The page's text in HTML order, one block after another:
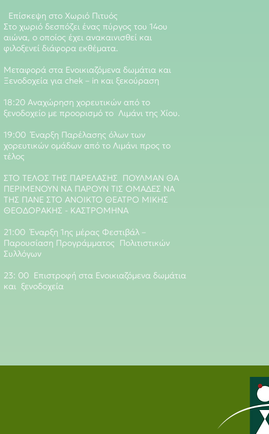
Επίσκεψη στο Χωριό Πιτυός
Στο χωριό δεσπόζει ένας πύργος του 14ου
αιώνα, ο οποίος έχει ανακαινισθεί και
φιλοξενεί διάφορα εκθέματα.
Μεταφορά στα Ενοικιαζόμενα δωμάτια και
Ξενοδοχεία για chek – in και ξεκούραση
18:20 Αναχώρηση χορευτικών από το
ξενοδοχείο με προορισμό το Λιμάνι της Χίου.
19:00 Έναρξη Παρέλασης όλων των
χορευτικών ομάδων από το Λιμάνι προς το
τέλος
ΣΤΟ ΤΕΛΟΣ ΤΗΣ ΠΑΡΕΛΑΣΗΣ ΠΟΥΛΜΑΝ ΘΑ
ΠΕΡΙΜΕΝΟΥΝ ΝΑ ΠΑΡΟΥΝ ΤΙΣ ΟΜΑΔΕΣ ΝΑ
ΤΗΣ ΠΑΝΕ ΣΤΟ ΑΝΟΙΚΤΟ ΘΕΑΤΡΟ ΜΙΚΗΣ
ΘΕΟΔΟΡΑΚΗΣ - ΚΑΣΤΡΟΜΗΝΑ
21:00 Έναρξη 1ης μέρας Φεστιβάλ –
Παρουσίαση Προγράμματος Πολιτιστικών
Συλλόγων
23: 00 Επιστροφή στα Ενοικιαζόμενα δωμάτια
και ξενοδοχεία